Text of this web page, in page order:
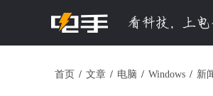
首页 文章 电脑 Windows 新